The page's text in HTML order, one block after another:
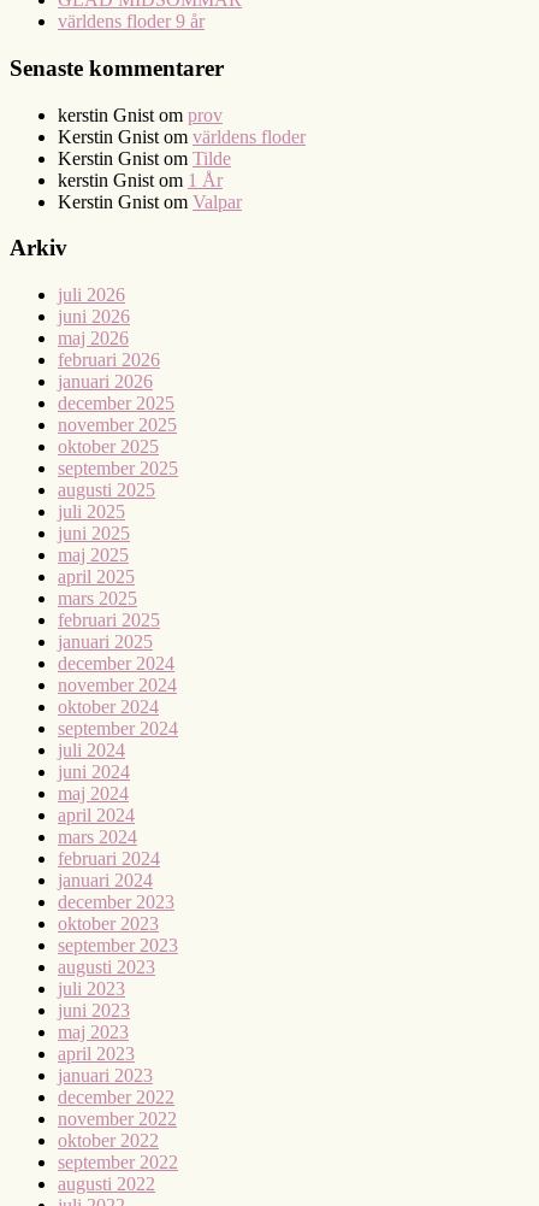
världens floder 9 år
Senaste kommentarer
kerstin Gnist om prov
Kerstin Gnist om världens floder
Kerstin Gnist om Tilde
kerstin Gnist om 1 År
Kerstin Gnist om Valpar
Arkiv
juli 2026
juni 2026
maj 2026
februari 2026
januari 2026
december 2025
november 2025
oktober 2025
september 2025
augusti 2025
juli 2025
juni 2025
maj 2025
april 2025
mars 2025
februari 2025
januari 2025
december 2024
november 2024
oktober 2024
september 2024
juli 2024
juni 2024
maj 2024
april 2024
mars 2024
februari 2024
januari 2024
december 2023
oktober 2023
september 2023
augusti 2023
juli 2023
juni 2023
maj 2023
april 2023
januari 2023
december 2022
november 2022
oktober 2022
september 2022
augusti 2022